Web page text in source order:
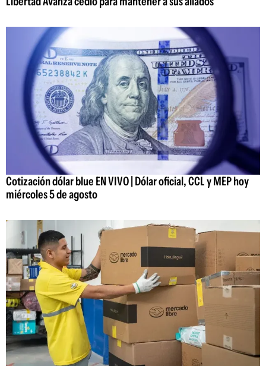
Cotización dólar blue EN VIVO | Dólar oficial, CCL y MEP hoy
miércoles 5 de agosto